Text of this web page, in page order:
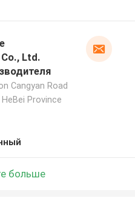
Ltd.
Cangyan Road
Province
больше